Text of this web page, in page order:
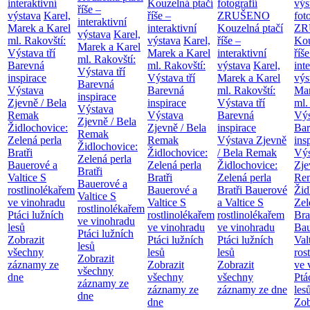
interaktivní
výstava Karel,
Marek a Karel
ml. Rakovští:
Výstava tří
Barevná
inspirace
Výstava
Zjevně / Bela
Remak
Židlochovice:
Zelená perla
Bratři
Bauerové a
Valtice S
rostlinolékařem
ve vinohradu
Ptáci lužních
lesů
Zobrazit
všechny
záznamy ze
dne
říše –
interaktivní
výstava Karel,
Marek a Karel
ml. Rakovští:
Výstava tří
Barevná
inspirace
Výstava
Zjevně / Bela
Remak
Židlochovice:
Zelená perla
Bratři
Bauerové a
Valtice S
rostlinolékařem
ve vinohradu
Ptáci lužních
lesů
Zobrazit
všechny
záznamy ze
dne
Kouzelná ptačí
říše –
interaktivní
výstava Karel,
Marek a Karel
ml. Rakovští:
Výstava tří
Barevná
inspirace
Výstava
Zjevně / Bela
Remak
Židlochovice:
Zelená perla
Bratři
Bauerové a
Valtice S
rostlinolékařem
ve vinohradu
Ptáci lužních
lesů
Zobrazit
všechny
záznamy ze
dne
fotografií
ZRUŠENO
Kouzelná ptačí
říše –
interaktivní
výstava Karel,
Marek a Karel
ml. Rakovští:
Výstava tří
Barevná
inspirace
Výstava Zjevně
/ Bela Remak
Židlochovice:
Zelená perla
Bratři Bauerové
a Valtice S
rostlinolékařem
ve vinohradu
Ptáci lužních
lesů
Zobrazit
všechny
záznamy ze dne
ml.
ve